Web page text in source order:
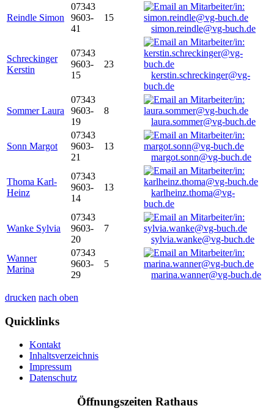
Reindle Simon
07343
9603-
41
15
simon.reindle@vg-buch.de
Schreckinger
Kerstin
07343
9603-
15
23
kerstin.schreckinger@vg-
buch.de
Sommer Laura
07343
9603-
19
8
laura.sommer@vg-buch.de
Sonn Margot
07343
9603-
21
13
margot.sonn@vg-buch.de
Thoma Karl-
Heinz
07343
9603-
14
13
karlheinz.thoma@vg-
buch.de
Wanke Sylvia
07343
9603-
20
7
sylvia.wanke@vg-buch.de
Wanner
Marina
07343
9603-
29
5
marina.wanner@vg-buch.de
drucken nach oben
Quicklinks
Kontakt
Inhaltsverzeichnis
Impressum
Datenschutz
Öffnungszeiten Rathaus